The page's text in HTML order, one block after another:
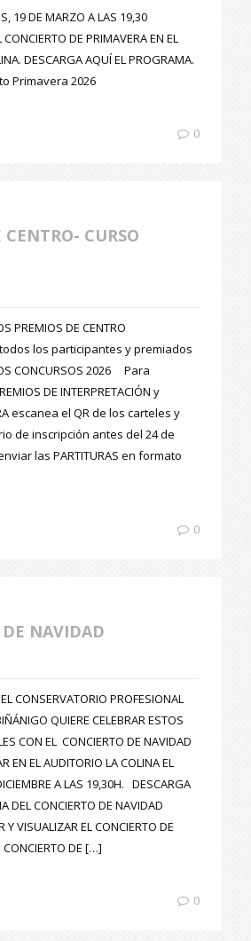
19 DE MARZO A LAS 19,30
CONCIERTO DE PRIMAVERA EN EL
DESCARGA AQUÍ EL PROGRAMA.
Primavera 2026
0
CENTRO- CURSO
PREMIOS DE CENTRO
todos los participantes y premiados
CONCURSOS 2026 Para
DE INTERPRETACIÓN y
escanea el QR de los carteles y
de inscripción antes del 24 de
las PARTITURAS en formato
0
NAVIDAD
CONSERVATORIO PROFESIONAL
QUIERE CELEBRAR ESTOS
CON EL CONCIERTO DE NAVIDAD
EN EL AUDITORIO LA COLINA EL
A LAS 19,30H. DESCARGA
DEL CONCIERTO DE NAVIDAD
Y VISUALIZAR EL CONCIERTO DE
DE […]
0